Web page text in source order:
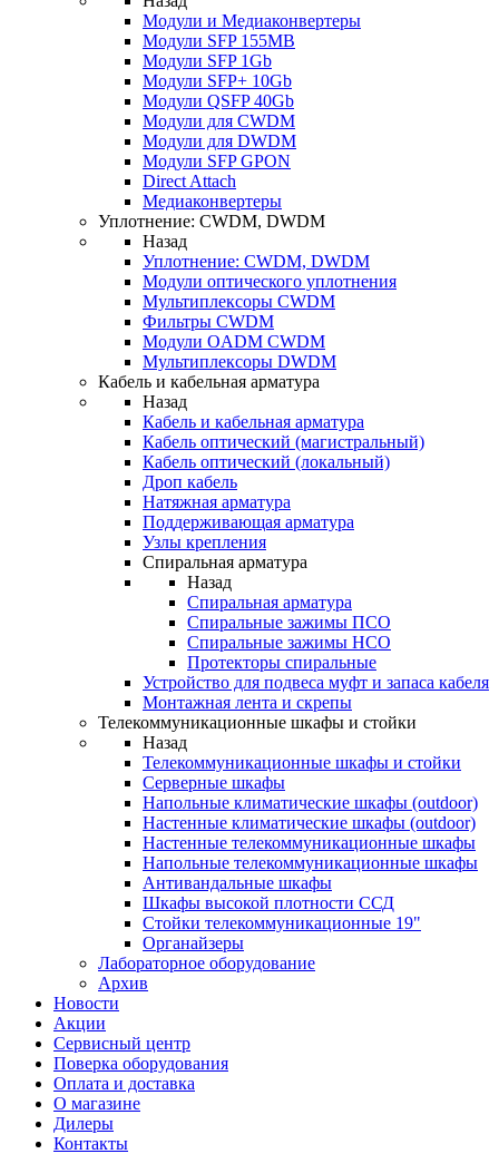
Модули и Медиаконвертеры
Модули SFP 155MB
Модули SFP 1Gb
Модули SFP+ 10Gb
Модули QSFP 40Gb
Модули для CWDM
Модули для DWDM
Модули SFP GPON
Direct Attach
Медиаконвертеры
Уплотнение: CWDM, DWDM
Назад
Уплотнение: CWDM, DWDM
Модули оптического уплотнения
Мультиплексоры CWDM
Фильтры CWDM
Модули OADM CWDM
Мультиплексоры DWDM
Кабель и кабельная арматура
Назад
Кабель и кабельная арматура
Кабель оптический (магистральный)
Кабель оптический (локальный)
Дроп кабель
Натяжная арматура
Поддерживающая арматура
Узлы крепления
Спиральная арматура
Назад
Спиральная арматура
Спиральные зажимы ПСО
Спиральные зажимы НСО
Протекторы спиральные
Устройство для подвеса муфт и запаса кабеля
Монтажная лента и скрепы
Телекоммуникационные шкафы и стойки
Назад
Телекоммуникационные шкафы и стойки
Серверные шкафы
Напольные климатические шкафы (outdoor)
Настенные климатические шкафы (outdoor)
Настенные телекоммуникационные шкафы
Напольные телекоммуникационные шкафы
Антивандальные шкафы
Шкафы высокой плотности ССД
Стойки телекоммуникационные 19"
Органайзеры
Лабораторное оборудование
Архив
Новости
Акции
Сервисный центр
Поверка оборудования
Оплата и доставка
О магазине
Дилеры
Контакты